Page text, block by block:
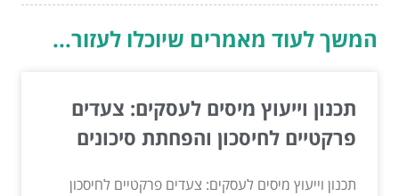
המשך לעוד מאמרים שיוכלו לעזור...
תכנון וייעוץ מיסים לעסקים: צעדים
פרקטיים לחיסכון והפחתת סיכונים
תכנון וייעוץ מיסים לעסקים: צעדים פרקטיים לחיסכון